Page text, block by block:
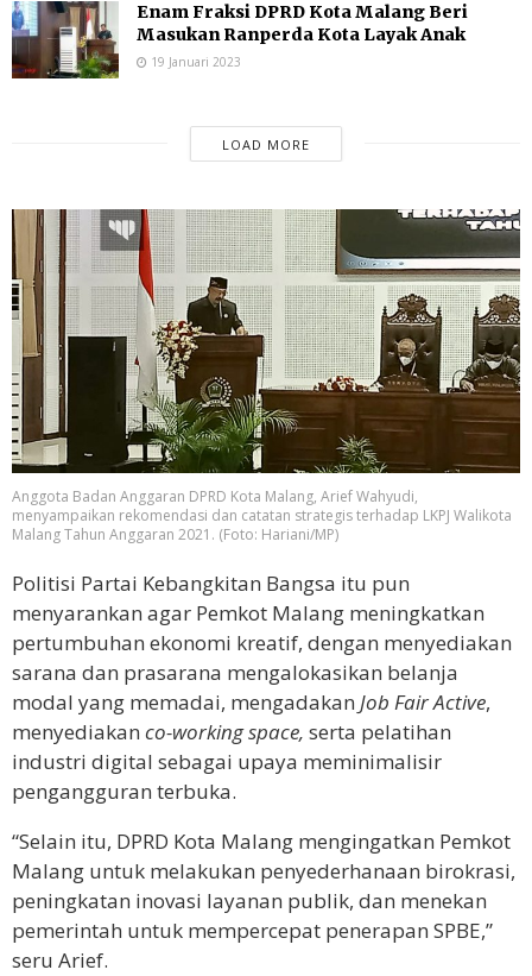
Enam Fraksi DPRD Kota Malang Beri
Masukan Ranperda Kota Layak Anak
19 Januari 2023
LOAD MORE
Anggota Badan Anggaran DPRD Kota Malang, Arief Wahyudi,
menyampaikan rekomendasi dan catatan strategis terhadap LKPJ Walikota
Malang Tahun Anggaran 2021. (Foto: Hariani/MP)
Politisi Partai Kebangkitan Bangsa itu pun
menyarankan agar Pemkot Malang meningkatkan
pertumbuhan ekonomi kreatif, dengan menyediakan
sarana dan prasarana mengalokasikan belanja
modal yang memadai, mengadakan Job Fair Active,
menyediakan co-working space, serta pelatihan
industri digital sebagai upaya meminimalisir
pengangguran terbuka.
“Selain itu, DPRD Kota Malang mengingatkan Pemkot
Malang untuk melakukan penyederhanaan birokrasi,
peningkatan inovasi layanan publik, dan menekan
pemerintah untuk mempercepat penerapan SPBE,”
seru Arief.